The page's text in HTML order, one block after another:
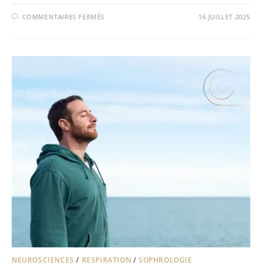
COMMENTAIRES FERMÉS 16 JUILLET 2025
NEUROSCIENCES / RESPIRATION /SOPHROLOGIE